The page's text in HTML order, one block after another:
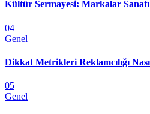
Kültür Sermayesi: Markalar Sanatı
04
Genel
Dikkat Metrikleri Reklamcılığı
05
Genel